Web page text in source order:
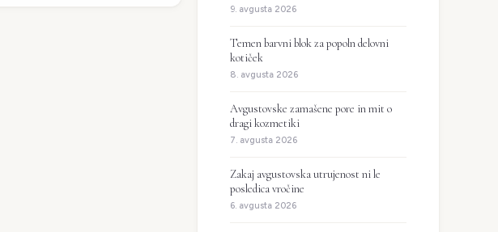
9. avgusta 2026
Temen barvni blok za popoln delovni
kotiček
8. avgusta 2026
Avgustovske zamašene pore in mit o
dragi kozmetiki
7. avgusta 2026
Zakaj avgustovska utrujenost ni le
posledica vročine
6. avgusta 2026